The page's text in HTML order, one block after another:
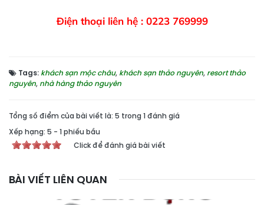
Điện thoại liên hệ : 0223 769999
Tags: khách sạn mộc châu, khách sạn thảo nguyên, resort thảo
nguyên, nhà hàng thảo nguyên
Tổng số điểm của bài viết là: 5 trong 1 đánh giá
Xếp hạng: 5 - 1 phiếu bầu
Click để đánh giá bài viết
BÀI VIẾT LIÊN QUAN